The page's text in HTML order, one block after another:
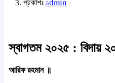
প্রকাশঃ admin
স্বাগতম ২০২৫ : বিদায়
আরিফ রহমান ॥